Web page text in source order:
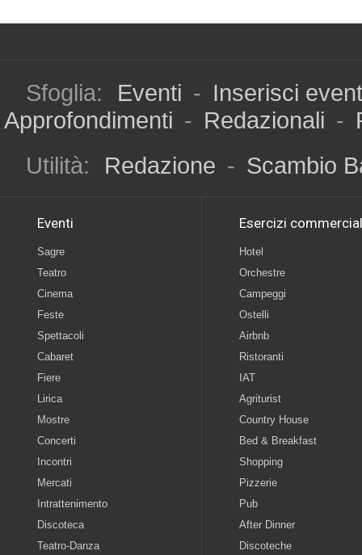
Sfoglia: Eventi - Inserisci
Approfondimenti - Redazionali -
Utilità:
Redazione - Scambio
Eventi
Sagre
Teatro
Cinema
Feste
Spettacoli
Cabaret
Fiere
Lirica
Mostre
Concerti
Incontri
Mercati
Intrattenimento
Discoteca
Teatro-Danza
Esercizi
Hotel
Orchestre
Campeggi
Ostelli
Airbnb
Ristoranti
IAT
Agriturist
Country House
Bed & Breakfast
Shopping
Pizzerie
Pub
After Dinner
Discoteche